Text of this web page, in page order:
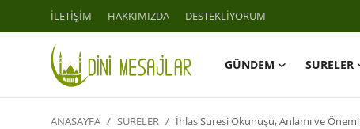
İLETİŞİM HAKKIMIZDA DESTEKLİYORUM
GÜNDEM SURELER
Giriş
ANASAYFA SURELER İhlas Suresi Okunuşu, Anlamı ve Önemi